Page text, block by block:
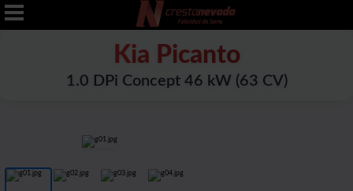
Kia Picanto
1.0 DPi Concept 46 kW (63 CV)